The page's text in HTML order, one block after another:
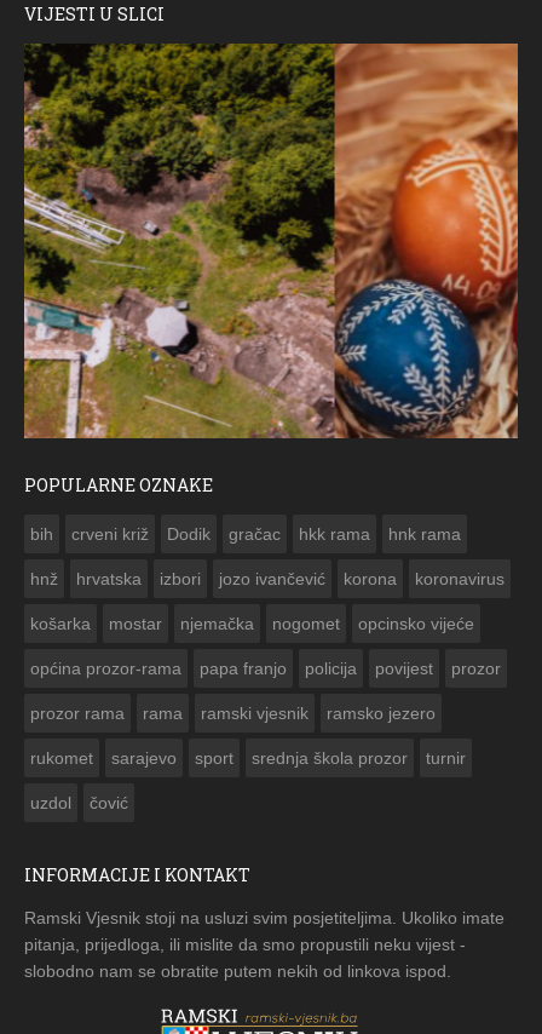
VIJESTI U SLICI
POPULARNE OZNAKE
bih crveni križ Dodik gračac hkk rama hnk rama
hnž hrvatska izbori jozo ivančević korona koronavirus
košarka mostar njemačka nogomet opcinsko vijeće
općina prozor-rama papa franjo policija povijest prozor
prozor rama rama ramski vjesnik ramsko jezero
rukomet sarajevo sport srednja škola prozor turnir
uzdol čović
INFORMACIJE I KONTAKT
Ramski Vjesnik stoji na usluzi svim posjetiteljima. Ukoliko imate
pitanja, prijedloga, ili mislite da smo propustili neku vijest -
slobodno nam se obratite putem nekih od linkova ispod.